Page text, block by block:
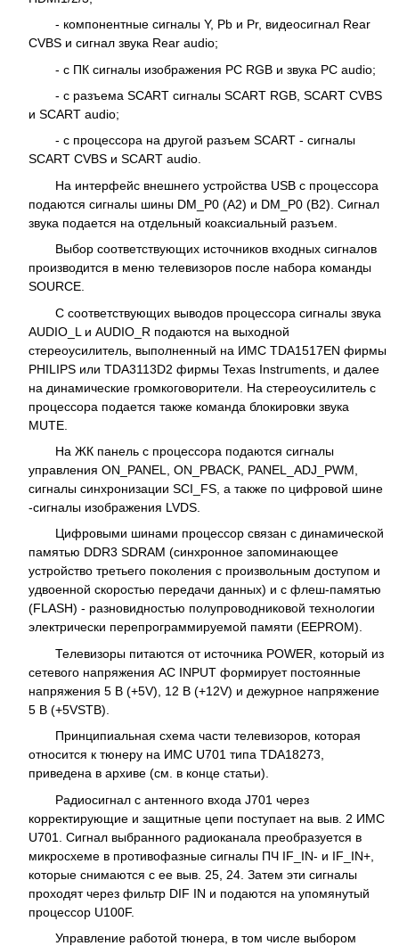
- компонентные сигналы Y, Pb и Pr, видеосигнал Rear
CVBS и сигнал звука Rear audio;
- с ПК сигналы изображения PC RGB и звука PC audio;
- с разъема SCART сигналы SCART RGB, SCART CVBS
и SCART audio;
- с процессора на другой разъем SCART - сигналы
SCART CVBS и SCART audio.
На интерфейс внешнего устройства USB с процессора
подаются сигналы шины DM_P0 (A2) и DM_P0 (В2). Сигнал
звука подается на отдельный коаксиальный разъем.
Выбор соответствующих источников входных сигналов
производится в меню телевизоров после набора команды
SOURCE.
С соответствующих выводов процессора сигналы звука
AUDIO_L и AUDIO_R подаются на выходной
стереоусилитель, выполненный на ИМС TDA1517EN фирмы
PHILIPS или TDA3113D2 фирмы Texas Instruments, и далее
на динамические громкоговорители. На стереоусилитель с
процессора подается также команда блокировки звука
MUTE.
На ЖК панель с процессора подаются сигналы
управления ON_PANEL, ON_PBACK, PANEL_ADJ_PWM,
сигналы синхронизации SCI_FS, а также по цифровой шине
-сигналы изображения LVDS.
Цифровыми шинами процессор связан с динамической
памятью DDR3 SDRAM (синхронное запоминающее
устройство третьего поколения с произвольным доступом и
удвоенной скоростью передачи данных) и с флеш-памятью
(FLASH) - разновидностью полупроводниковой технологии
электрически перепрограммируемой памяти (EEPROM).
Телевизоры питаются от источника POWER, который из
сетевого напряжения AC INPUT формирует постоянные
напряжения 5 В (+5V), 12 В (+12V) и дежурное напряжение
5 В (+5VSTB).
Принципиальная схема части телевизоров, которая
относится к тюнеру на ИМС U701 типа TDA18273,
приведена в архиве (см. в конце статьи).
Радиосигнал с антенного входа J701 через
корректирующие и защитные цепи поступает на выв. 2 ИМС
U701. Сигнал выбранного радиоканала преобразуется в
микросхеме в противофазные сигналы ПЧ IF_IN- и IF_IN+,
которые снимаются с ее выв. 25, 24. Затем эти сигналы
проходят через фильтр DIF IN и подаются на упомянутый
процессор U100F.
Управление работой тюнера, в том числе выбором